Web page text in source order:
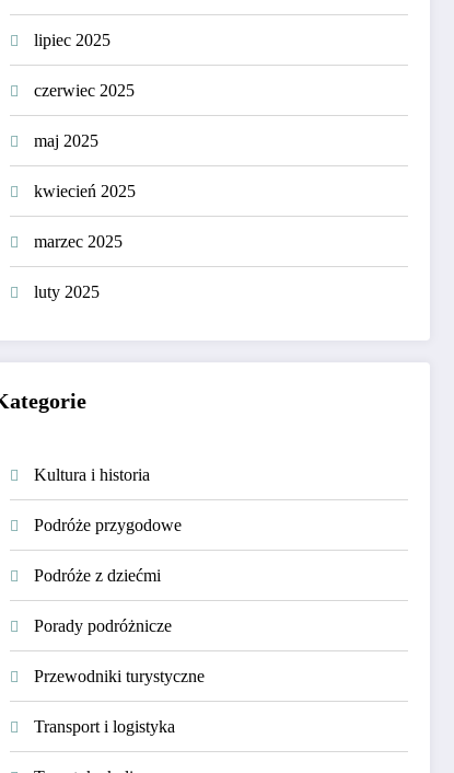
lipiec 2025
czerwiec 2025
maj 2025
kwiecień 2025
marzec 2025
luty 2025
Kultura i historia
Podróże przygodowe
Podróże z dziećmi
Porady podróżnicze
Przewodniki turystyczne
Transport i logistyka